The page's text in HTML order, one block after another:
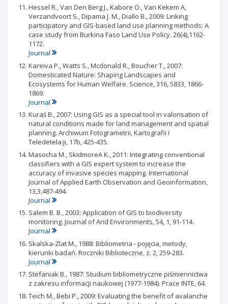
Hessel R., Van Den Berg J., Kabore O., Van Kekem A,
Verzandvoort S., Dipama J. M., Diallo B., 2009: Linking
participatory and GIS-based land use planning methods: A
case study from Burkina Faso Land Use Policy. 26(4),1162-
1172.
Journal
Kareiva P., Watts S., Mcdonald R., Boucher T., 2007:
Domesticated Nature: Shaping Landscapes and
Ecosystems for Human Welfare. Science, 316, 5833, 1866-
1869.
Journal
Kuraś B., 2007: Using GIS as a special tool in valorisation of
natural conditions made for land management and spatial
planning. Archiwum Fotogrametrii, Kartografii i
Teledetela:ji, 17b, 425-435.
Masocha M., SkidmoreA K., 2011: Integrating conventional
classifiers with a GIS expert system to increase the
accuracy of invasive species mapping. International
Journal of Applied Earth Observation and Geoinformation,
13,3,487-494.
Journal
Salem B. B., 2003: Application of GIS to biodiversity
monitoring. Journal of Arid Environments, 54, 1, 91-114.
Journal
Skalska-Zlat M., 1988: Bibliometria - pojęcia, metody,
kierunki badań. Roczniki Biblioteczne, z. 2, 259-283.
Journal
Stefaniak B., 1987: Studium bibliometryczne piśmiennictwa
z zakresu informacji naukowej (1977-1984). Prace INTE, 64.
Teich M., Bebi P., 2009: Evaluating the benefit of avalanche